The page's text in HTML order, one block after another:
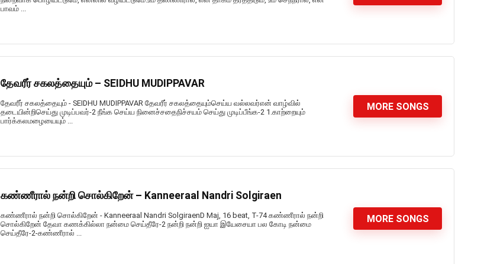
பாவம் ...
தேவரீர் சகலத்தையும் – SEIDHU MUDIPPAVAR
தேவரீர் சகலத்தையும் - SEIDHU MUDIPPAVAR தேவரீர் சகலத்தையும்செய்ய வல்லவர்என் வாழ்வில்
தடையின்றிசெய்து முடிப்பவர்-2 நீங்க செய்ய நினைச்சதைநிச்சயம் செய்து முடிப்பீங்க-2 1.காற்றையும்
பார்க்கலமழையையும் ...
MORE SONGS
கண்ணீரால் நன்றி சொல்கிறேன் – Kanneeraal Nandri Solgiraen
கண்ணீரால் நன்றி சொல்கிறேன் - Kanneeraal Nandri SolgiraenD Maj, 16 beat, T-74 கண்ணீரால் நன்றி
சொல்கிறேன் தேவா கணக்கில்லா நன்மை செய்தீரே-2 நன்றி நன்றி ஐயா இயேசையா பல கோடி நன்மை
செய்தீரே-2-கண்ணீரால் ...
MORE SONGS